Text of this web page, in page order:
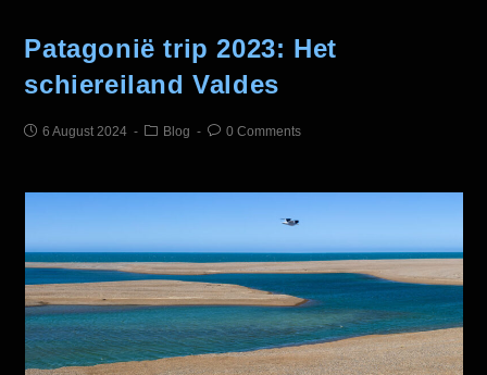
Patagonië trip 2023: Het
schiereiland Valdes
6 August 2024 Blog 0 Comments